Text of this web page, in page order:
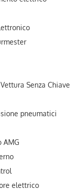
Senza Chiave
pneumatici
AMG
elettrico